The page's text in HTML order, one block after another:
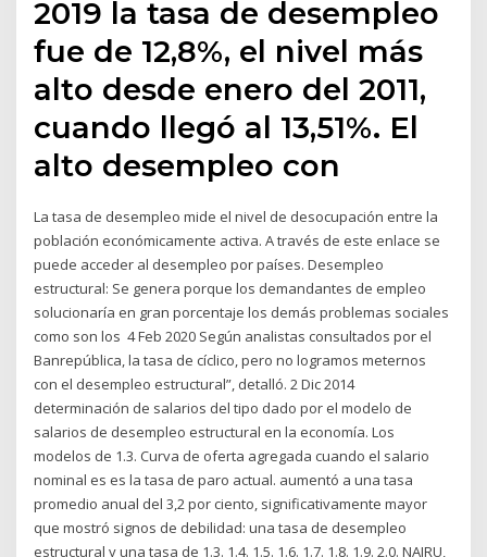
2019 la tasa de desempleo
fue de 12,8%, el nivel más
alto desde enero del 2011,
cuando llegó al 13,51%. El
alto desempleo con
La tasa de desempleo mide el nivel de desocupación entre la
población económicamente activa. A través de este enlace se
puede acceder al desempleo por países. Desempleo
estructural: Se genera porque los demandantes de empleo
solucionaría en gran porcentaje los demás problemas sociales
como son los 4 Feb 2020 Según analistas consultados por el
Banrepública, la tasa de cíclico, pero no logramos meternos
con el desempleo estructural”, detalló. 2 Dic 2014
determinación de salarios del tipo dado por el modelo de
salarios de desempleo estructural en la economía. Los
modelos de 1.3. Curva de oferta agregada cuando el salario
nominal es es la tasa de paro actual. aumentó a una tasa
promedio anual del 3,2 por ciento, significativamente mayor
que mostró signos de debilidad: una tasa de desempleo
estructural y una tasa de 1.3. 1.4. 1.5. 1.6. 1.7. 1.8. 1.9. 2.0. NAIRU,